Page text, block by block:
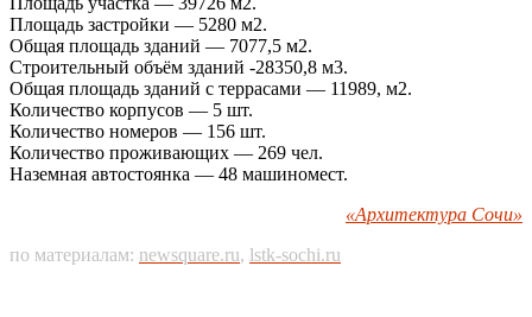
Площадь застройки — 5280 м2.
Общая площадь зданий — 7077,5 м2.
Строительный объём зданий -28350,8 м3.
Общая площадь зданий с террасами — 11989, м2.
Количество корпусов — 5 шт.
Количество номеров — 156 шт.
Количество проживающих — 269 чел.
Наземная автостоянка — 48 машиномест.
«Архитектура Сочи»
по материалам: newsquare.ru, lstk-sochi.ru